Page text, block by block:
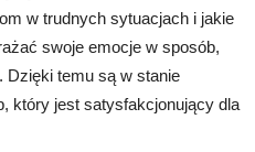
w trudnych sytuacjach i jakie
swoje emocje w sposób,
Dzięki temu są w stanie
który jest satysfakcjonujący dla